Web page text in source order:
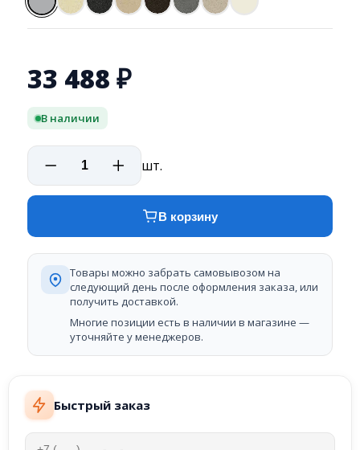
Быстрый заказ
33 488 ₽
В наличии
шт.
В корзину
Товары можно забрать самовывозом на
следующий день после оформления заказа, или
получить доставкой.
Многие позиции есть в наличии в магазине —
уточняйте у менеджеров.